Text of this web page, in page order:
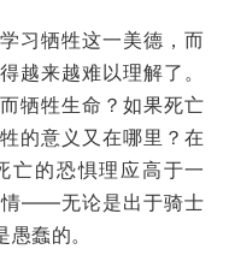
习牺牲这一美德，而
越来越难以理解了。
牺牲生命？如果死亡
的意义又在哪里？在
亡的恐惧理应高于一
情——无论是出于骑士
蠢的。